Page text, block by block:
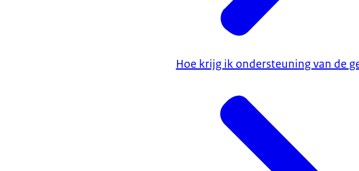
Hoe krijg ik ondersteuning van de